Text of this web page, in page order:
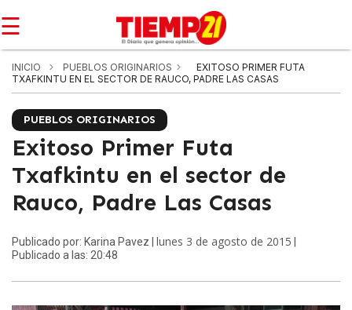
☰
INICIO PUEBLOS ORIGINARIOS
EXITOSO PRIMER FUTA
TXAFKINTU EN EL SECTOR DE RAUCO, PADRE LAS CASAS
PUEBLOS ORIGINARIOS
Exitoso Primer Futa
Txafkintu en el sector de
Rauco, Padre Las Casas
Publicado por: Karina Pavez | lunes 3 de agosto de 2015
Publicado a las: 20:48